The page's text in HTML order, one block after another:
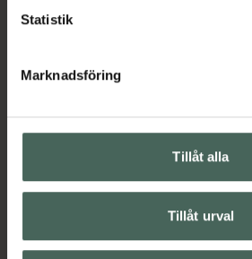
Statistik
Marknadsföring
Tillåt alla
Tillåt urval
passar bra för dig som vill ha
Jämförpris
Kategorier: